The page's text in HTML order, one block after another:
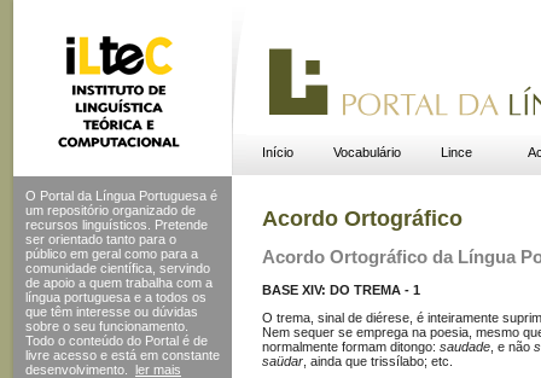
Início Vocabulário Lince
O Portal da Língua Portuguesa é
um repositório organizado de
recursos linguísticos. Pretende
ser orientado tanto para o
público em geral como para a
comunidade científica, servindo
de apoio a quem trabalha com a
língua portuguesa e a todos os
que têm interesse ou dúvidas
sobre o seu funcionamento.
Todo o conteúdo do Portal é de
livre acesso e está em constante
desenvolvimento.
ler mais
Acordo Ortográfico
Acordo Ortográfico da Língua
BASE XIV: DO TREMA - 1
O trema, sinal de diérese, é inteiramente
Nem sequer se emprega na poesia, mesmo
normalmente formam ditongo: saudade , e não
saüdar , ainda que trissílabo; etc.